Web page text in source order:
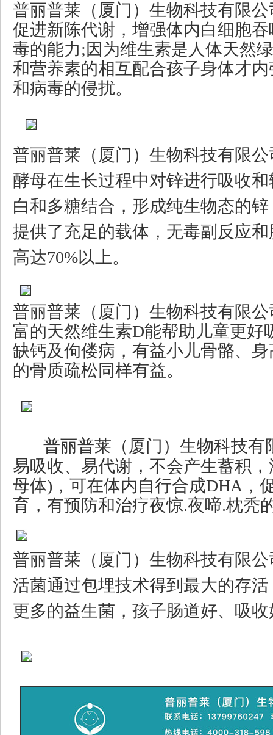
普丽普莱（厦门）生物科技有限公
促进新陈代谢，增强体内白细胞
毒的能力;因为维生素是人体天然
和营养素的相互配合孩子身体才
和病毒的侵扰。
普丽普莱（厦门）生物科技有限公
酵母在生长过程中对锌进行吸收
白和多糖结合，形成纯生物态的
提供了充足的载体，无毒副反应
高达70%以上。
普丽普莱（厦门）生物科技有限公
富的天然维生素D能帮助儿童更好
缺钙及佝偻病，有益小儿骨骼、
的骨质疏松同样有益。
普丽普莱（厦门）生物科技有
易吸收、易代谢，不会产生蓄积
母体)，可在体内自行合成DHA，
育，有预防和治疗夜惊.夜啼.枕秃
普丽普莱（厦门）生物科技有限公
活菌通过包埋技术得到最大的存
更多的益生菌，孩子肠道好、吸